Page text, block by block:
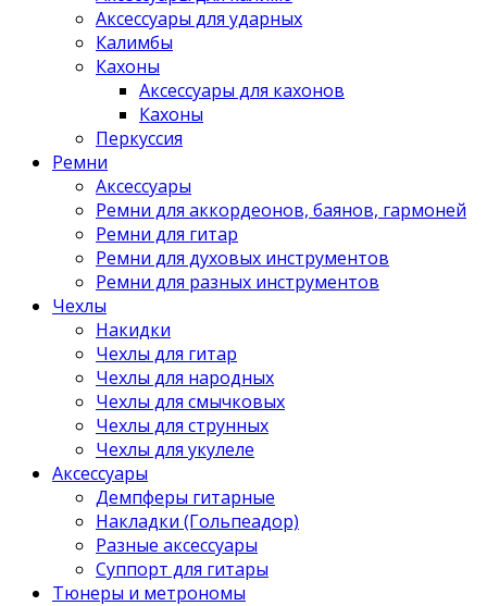
Аксессуары для ударных
Калимбы
Кахоны
Аксессуары для кахонов
Кахоны
Перкуссия
Ремни
Аксессуары
Ремни для аккордеонов, баянов, гармоней
Ремни для гитар
Ремни для духовых инструментов
Ремни для разных инструментов
Чехлы
Накидки
Чехлы для гитар
Чехлы для народных
Чехлы для смычковых
Чехлы для струнных
Чехлы для укулеле
Аксессуары
Демпферы гитарные
Накладки (Гольпеадор)
Разные аксессуары
Суппорт для гитары
Тюнеры и метрономы